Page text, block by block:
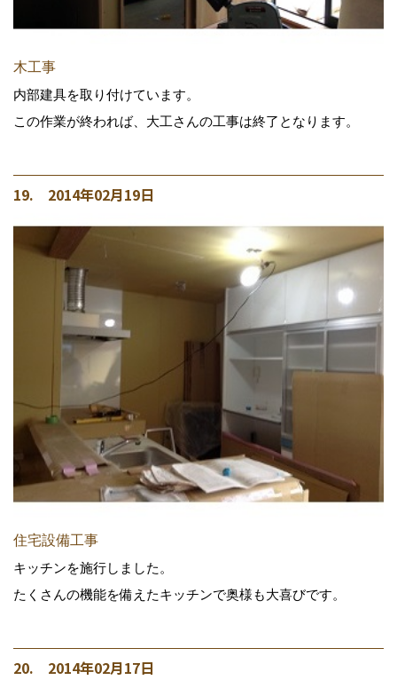
木工事
内部建具を取り付けています。
この作業が終われば、大工さんの工事は終了となります。
19. 2014年02月19日
住宅設備工事
キッチンを施行しました。
たくさんの機能を備えたキッチンで奥様も大喜びです。
20. 2014年02月17日